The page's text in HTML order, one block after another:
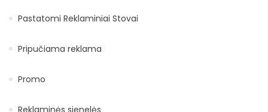
Pastatomi Reklaminiai Stovai
Pripučiama reklama
Promo
Reklaminės sienelės